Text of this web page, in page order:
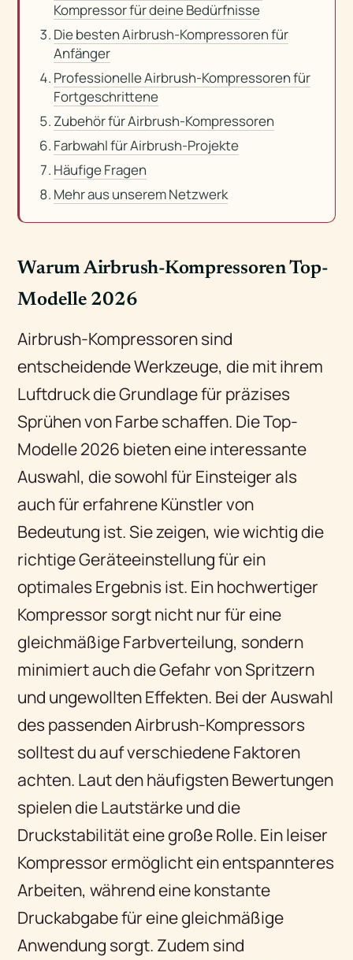
Kompressor für deine Bedürfnisse
Die besten Airbrush-Kompressoren für
Anfänger
Professionelle Airbrush-Kompressoren für
Fortgeschrittene
Zubehör für Airbrush-Kompressoren
Farbwahl für Airbrush-Projekte
Häufige Fragen
Mehr aus unserem Netzwerk
Warum Airbrush-Kompressoren Top-
Modelle 2026
Airbrush-Kompressoren sind
entscheidende Werkzeuge, die mit ihrem
Luftdruck die Grundlage für präzises
Sprühen von Farbe schaffen. Die Top-
Modelle 2026 bieten eine interessante
Auswahl, die sowohl für Einsteiger als
auch für erfahrene Künstler von
Bedeutung ist. Sie zeigen, wie wichtig die
richtige Geräteeinstellung für ein
optimales Ergebnis ist. Ein hochwertiger
Kompressor sorgt nicht nur für eine
gleichmäßige Farbverteilung, sondern
minimiert auch die Gefahr von Spritzern
und ungewollten Effekten. Bei der Auswahl
des passenden Airbrush-Kompressors
solltest du auf verschiedene Faktoren
achten. Laut den häufigsten Bewertungen
spielen die Lautstärke und die
Druckstabilität eine große Rolle. Ein leiser
Kompressor ermöglicht ein entspannteres
Arbeiten, während eine konstante
Druckabgabe für eine gleichmäßige
Anwendung sorgt. Zudem sind